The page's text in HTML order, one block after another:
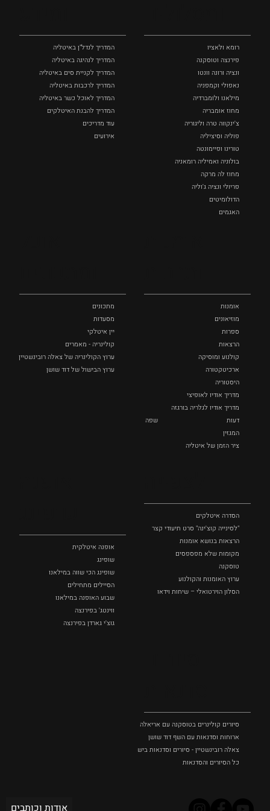
רומא ולאציו
פירנצה וטוסקנה ‏
ונציה ורונה וונטו
נאפולי‏ וקמפניה
מילאנו ולומברדיה
מחוז אומבריה
צ'ינקווה טרה וליגוריה
פוליה וסיציליה ‏
טורינו ופיימונטה
בולוניה ואמיליה רומאניה
מחוז לה מרקה
פריולי ונציה ג'וליה
הדולומיטים
האגמים
המדריך לנדל"ן באיטליה
המדריך לנהיגה באיטליה
המדריך לקניית סים באיטליה
המדריך לרכבות באיטליה
המדריך לאוכל כשר באיטליה
המדריך להבנת האיטלקים
עוד מדריכים
אירועים
אומנות
מוזיאונים
ספרות
הרצאות
קולנוע ומוסיקה
ארכיטקטורה
היסטוריה
מדריך אודיו לאופיצי
מדריך אודיו לגלריה בורגזה
דעות
שפה
המגזין
ציר הזמן של איטליה
מתכונים
מסעדות
יין איטלקי
קולינריה - מאמרים
ערוץ הקולינריה של צאלה רובינשטיין
ערוץ הבישול של דוד שושן
הסדרה איטלקים
"לסינייה קוצ'ינה" סרט תיעודי קצר
הרצאות בנושא אומנות
מקומות שלא מפספסים
טוסקנה
ערוץ האומנות והקולנוע
הסלון הוירטואלי – שיחות וידאו
אופנה איטלקית
שופינג
שופינג הכי שווה במילאנו
הסיילים מתחילים
שבוע האופנה במילאנו
ווינטג' בפירנצה
גוצ'י גארדן בפירנצה
סיורים קולינרים בטוסקנה עם אריאלה בנקיר
ארוחות וסדנאות עם השף דוד שושן
צאלה רובינשטיין - סיורים וסדנאות בישול בטוסקנה
כל הסיורים והסדנאות
אודות וכותבים